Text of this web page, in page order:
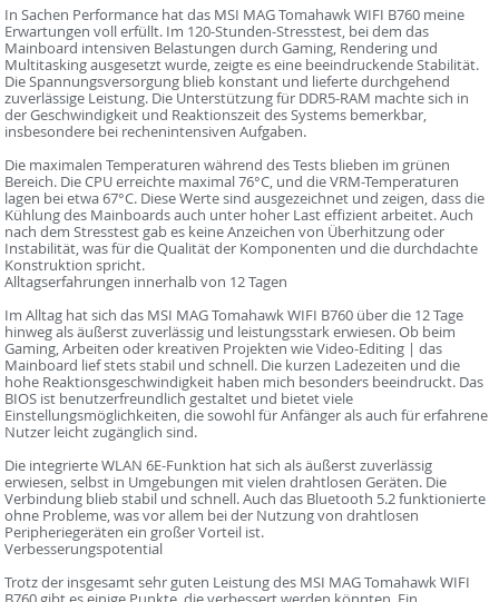
In Sachen Performance hat das MSI MAG Tomahawk WIFI B760 meine
Erwartungen voll erfüllt. Im 120-Stunden-Stresstest, bei dem das
Mainboard intensiven Belastungen durch Gaming, Rendering und
Multitasking ausgesetzt wurde, zeigte es eine beeindruckende Stabilität.
Die Spannungsversorgung blieb konstant und lieferte durchgehend
zuverlässige Leistung. Die Unterstützung für DDR5-RAM machte sich in
der Geschwindigkeit und Reaktionszeit des Systems bemerkbar,
insbesondere bei rechenintensiven Aufgaben.
Die maximalen Temperaturen während des Tests blieben im grünen
Bereich. Die CPU erreichte maximal 76°C, und die VRM-Temperaturen
lagen bei etwa 67°C. Diese Werte sind ausgezeichnet und zeigen, dass die
Kühlung des Mainboards auch unter hoher Last effizient arbeitet. Auch
nach dem Stresstest gab es keine Anzeichen von Überhitzung oder
Instabilität, was für die Qualität der Komponenten und die durchdachte
Konstruktion spricht.
Alltagserfahrungen innerhalb von 12 Tagen
Im Alltag hat sich das MSI MAG Tomahawk WIFI B760 über die 12 Tage
hinweg als äußerst zuverlässig und leistungsstark erwiesen. Ob beim
Gaming, Arbeiten oder kreativen Projekten wie Video-Editing | das
Mainboard lief stets stabil und schnell. Die kurzen Ladezeiten und die
hohe Reaktionsgeschwindigkeit haben mich besonders beeindruckt. Das
BIOS ist benutzerfreundlich gestaltet und bietet viele
Einstellungsmöglichkeiten, die sowohl für Anfänger als auch für erfahrene
Nutzer leicht zugänglich sind.
Die integrierte WLAN 6E-Funktion hat sich als äußerst zuverlässig
erwiesen, selbst in Umgebungen mit vielen drahtlosen Geräten. Die
Verbindung blieb stabil und schnell. Auch das Bluetooth 5.2 funktionierte
ohne Probleme, was vor allem bei der Nutzung von drahtlosen
Peripheriegeräten ein großer Vorteil ist.
Verbesserungspotential
Trotz der insgesamt sehr guten Leistung des MSI MAG Tomahawk WIFI